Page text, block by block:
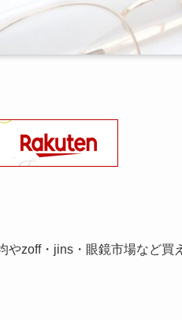
zoff・jins・眼鏡市場など買